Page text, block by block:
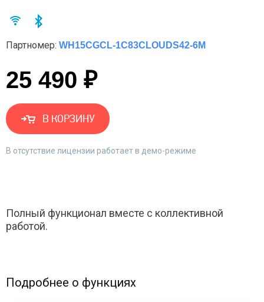
Партномер: WH15CGCL-1C83CLOUDS42-6M
25 490 ₽
В КОРЗИНУ
В отсутствие лицензии работает в демо-режиме
Полный функционал вместе с коллективной
работой.
Подробнее о функциях